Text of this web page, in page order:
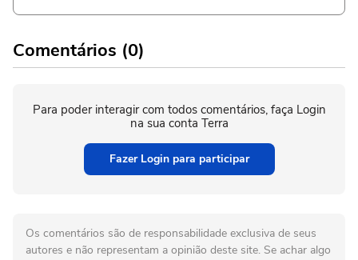
Comentários (0)
Para poder interagir com todos comentários, faça Login
na sua conta Terra
Fazer Login para participar
Os comentários são de responsabilidade exclusiva de seus
autores e não representam a opinião deste site. Se achar algo